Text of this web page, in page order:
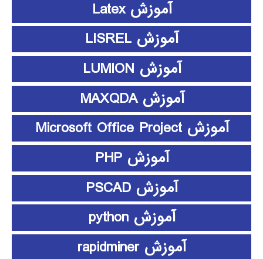
آموزش Latex
آموزش LISREL
آموزش LUMION
آموزش MAXQDA
آموزش Microsoft Office Project
آموزش PHP
آموزش PSCAD
آموزش python
آموزش rapidminer